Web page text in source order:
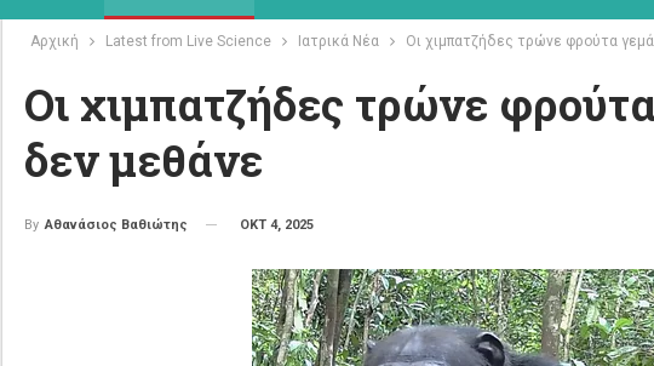
Αρχική Latest from Live Science Ιατρικά Νέα Οι χιμπατζήδες τρώνε φρούτα
Οι χιμπατζήδες τρώνε
δεν μεθάνε
By Αθανάσιος Βαθιώτης ΟΚΤ 4, 2025